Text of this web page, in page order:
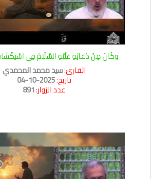
وكَانَ مِنْ دُعَائِهِ عَلَيْهِ السَّلَامُ فِي
القارئ:سيد محمد المحمدي
تاريخ:2025-10-04
عدد الزوار:891